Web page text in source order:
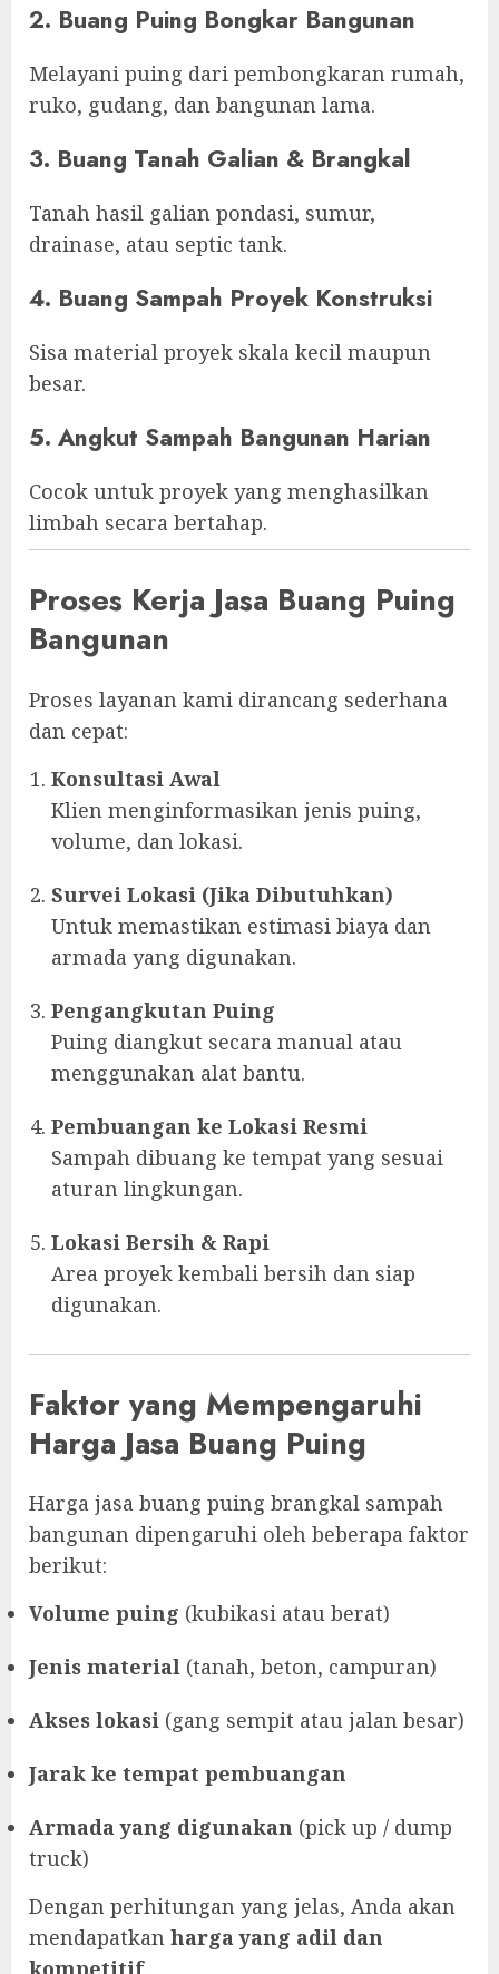
2. Buang Puing Bongkar Bangunan
Melayani puing dari pembongkaran rumah,
ruko, gudang, dan bangunan lama.
3. Buang Tanah Galian & Brangkal
Tanah hasil galian pondasi, sumur,
drainase, atau septic tank.
4. Buang Sampah Proyek Konstruksi
Sisa material proyek skala kecil maupun
besar.
5. Angkut Sampah Bangunan Harian
Cocok untuk proyek yang menghasilkan
limbah secara bertahap.
Proses Kerja Jasa Buang Puing
Bangunan
Proses layanan kami dirancang sederhana
dan cepat:
Konsultasi Awal
Klien menginformasikan jenis puing,
volume, dan lokasi.
Survei Lokasi (Jika Dibutuhkan)
Untuk memastikan estimasi biaya dan
armada yang digunakan.
Pengangkutan Puing
Puing diangkut secara manual atau
menggunakan alat bantu.
Pembuangan ke Lokasi Resmi
Sampah dibuang ke tempat yang sesuai
aturan lingkungan.
Lokasi Bersih & Rapi
Area proyek kembali bersih dan siap
digunakan.
Faktor yang Mempengaruhi
Harga Jasa Buang Puing
Harga jasa buang puing brangkal sampah
bangunan dipengaruhi oleh beberapa faktor
berikut:
Volume puing (kubikasi atau berat)
Jenis material (tanah, beton, campuran)
Akses lokasi (gang sempit atau jalan besar)
Jarak ke tempat pembuangan
Armada yang digunakan (pick up / dump
truck)
Dengan perhitungan yang jelas, Anda akan
mendapatkan harga yang adil dan
kompetitif.